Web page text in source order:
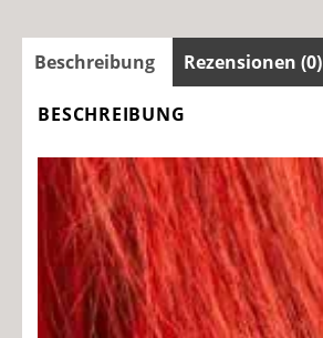
Beschreibung Rezensionen (0)
BESCHREIBUNG